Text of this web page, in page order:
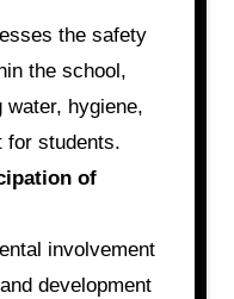
the safety
the school,
water, hygiene,
for students.
of
involvement
development